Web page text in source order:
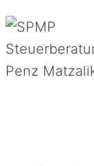
Zum
Inhalt
springen